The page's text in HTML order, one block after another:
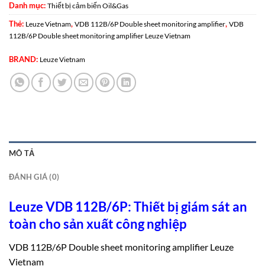
Danh mục: Thiết bị cảm biến Oil&Gas
Thẻ: Leuze Vietnam, VDB 112B/6P Double sheet monitoring amplifier, VDB
112B/6P Double sheet monitoring amplifier Leuze Vietnam
BRAND: Leuze Vietnam
MÔ TẢ
ĐÁNH GIÁ (0)
Leuze VDB 112B/6P: Thiết bị giám sát an
toàn cho sản xuất công nghiệp
VDB 112B/6P Double sheet monitoring amplifier Leuze
Vietnam